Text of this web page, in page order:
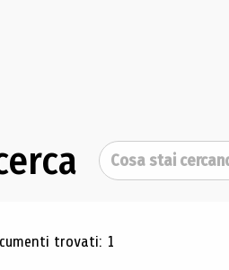
Cerca
di
trovati: 1